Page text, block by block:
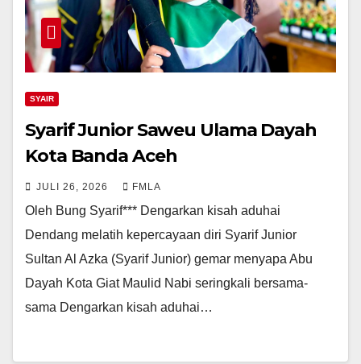
SYAIR
Syarif Junior Saweu Ulama Dayah
Kota Banda Aceh
JULI 26, 2026 FMLA
Oleh Bung Syarif*** Dengarkan kisah aduhai
Dendang melatih kepercayaan diri Syarif Junior
Sultan Al Azka (Syarif Junior) gemar menyapa Abu
Dayah Kota Giat Maulid Nabi seringkali bersama-
sama Dengarkan kisah aduhai…